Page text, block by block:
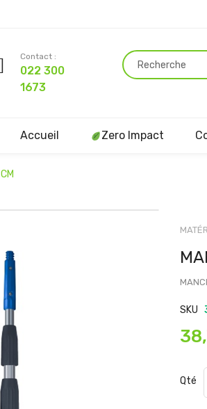
Contact :
022 300
1673
Accueil Zero Impact
Galerie
d’images
SKU
Qté